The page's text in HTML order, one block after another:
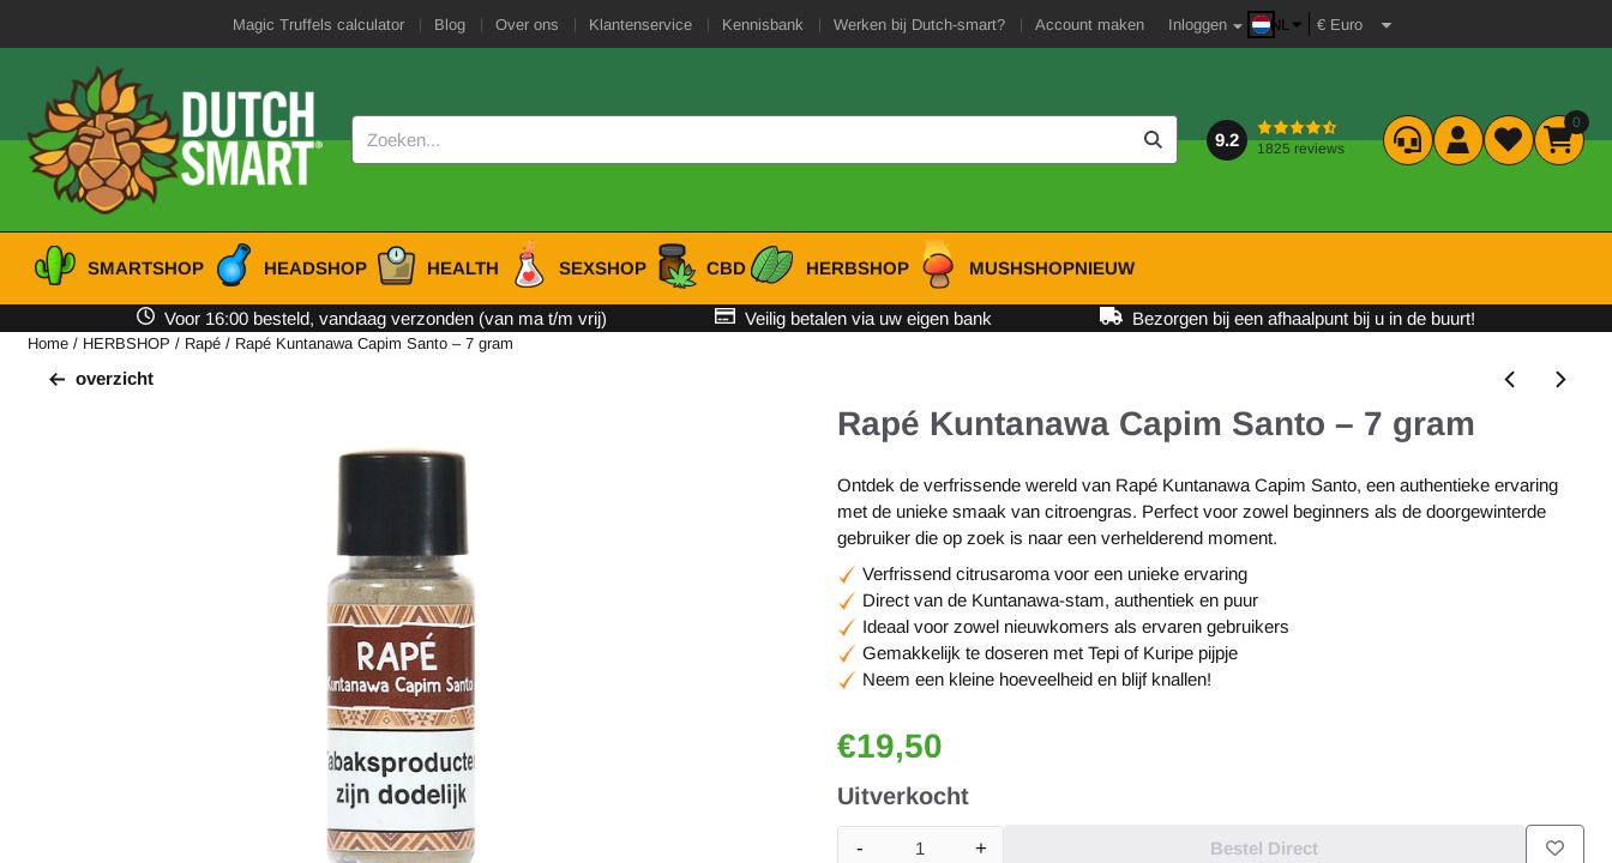
Magic Truffels calculator Blog Over ons Klantenservice Kennisbank Werken bij Dutch-smart? Account maken Inloggen NL
Zoeken
9.2 1825 reviews
0
SMARTSHOP HEADSHOP HEALTH SEXSHOP CBD HERBSHOP MUSHSHOPNIEUW
Voor 16:00 besteld, vandaag verzonden (van ma t/m vrij) Veilig betalen via uw eigen bank Bezorgen bij een afhaalpunt bij u in de buurt!
Home / HERBSHOP / Rapé / Rapé Kuntanawa Capim Santo – 7 gram
overzicht
Rapé Kuntanawa Capim Santo – 7 gram
Ontdek de verfrissende wereld van Rapé Kuntanawa Capim Santo, een authentieke ervaring
met de unieke smaak van citroengras. Perfect voor zowel beginners als de doorgewinterde
gebruiker die op zoek is naar een verhelderend moment.
Verfrissend citrusaroma voor een unieke ervaring
Direct van de Kuntanawa-stam, authentiek en puur
Ideaal voor zowel nieuwkomers als ervaren gebruikers
Gemakkelijk te doseren met Tepi of Kuripe pijpje
Neem een kleine hoeveelheid en blijf knallen!
€19,50
Uitverkocht
+
- Bestel Direct